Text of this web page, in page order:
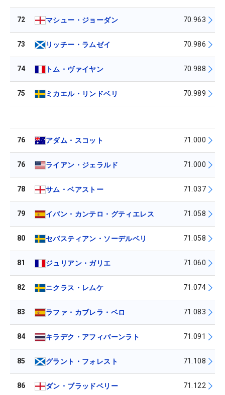
72 マシュー・ジョーダン 70.963
73 リッチー・ラムゼイ 70.986
74 トム・ヴァイヤン 70.988
75 ミカエル・リンドベリ 70.989
76 アダム・スコット 71.000
76 ライアン・ジェラルド 71.000
78 サム・ベアストー 71.037
79 イバン・カンテロ・グティエレス 71.058
80 セバスティアン・ソーデルベリ 71.058
81 ジュリアン・ガリエ 71.060
82 ニクラス・レムケ 71.074
83 ラファ・カブレラ・ベロ 71.083
84 キラデク・アフィバーンラト 71.091
85 グラント・フォレスト 71.108
86 ダン・ブラッドベリー 71.122